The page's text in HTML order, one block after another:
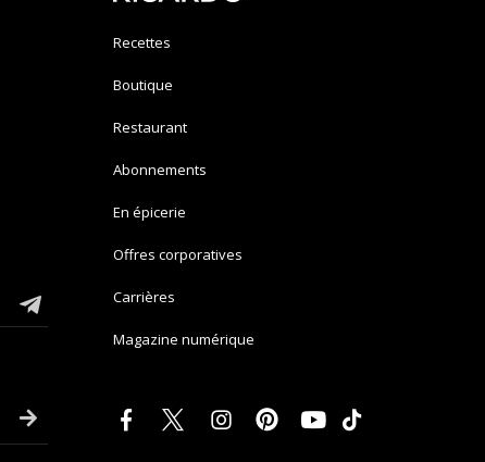
Recettes
Boutique
Restaurant
Abonnements
En épicerie
Offres corporatives
Carrières
Magazine numérique